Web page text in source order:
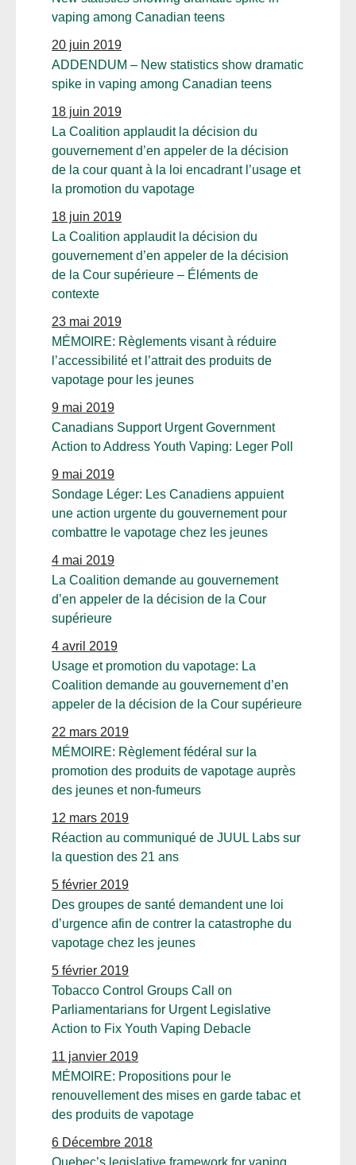
vaping among Canadian teens
20 juin 2019
ADDENDUM – New statistics show dramatic
spike in vaping among Canadian teens
18 juin 2019
La Coalition applaudit la décision du
gouvernement d’en appeler de la décision
de la cour quant à la loi encadrant l’usage et
la promotion du vapotage
18 juin 2019
La Coalition applaudit la décision du
gouvernement d’en appeler de la décision
de la Cour supérieure – Éléments de
contexte
23 mai 2019
MÉMOIRE: Règlements visant à réduire
l’accessibilité et l’attrait des produits de
vapotage pour les jeunes
9 mai 2019
Canadians Support Urgent Government
Action to Address Youth Vaping: Leger Poll
9 mai 2019
Sondage Léger: Les Canadiens appuient
une action urgente du gouvernement pour
combattre le vapotage chez les jeunes
4 mai 2019
La Coalition demande au gouvernement
d’en appeler de la décision de la Cour
supérieure
4 avril 2019
Usage et promotion du vapotage: La
Coalition demande au gouvernement d’en
appeler de la décision de la Cour supérieure
22 mars 2019
MÉMOIRE: Règlement fédéral sur la
promotion des produits de vapotage auprès
des jeunes et non-fumeurs
12 mars 2019
Réaction au communiqué de JUUL Labs sur
la question des 21 ans
5 février 2019
Des groupes de santé demandent une loi
d’urgence afin de contrer la catastrophe du
vapotage chez les jeunes
5 février 2019
Tobacco Control Groups Call on
Parliamentarians for Urgent Legislative
Action to Fix Youth Vaping Debacle
11 janvier 2019
MÉMOIRE: Propositions pour le
renouvellement des mises en garde tabac et
des produits de vapotage
6 Décembre 2018
Quebec’s legislative framework for vaping